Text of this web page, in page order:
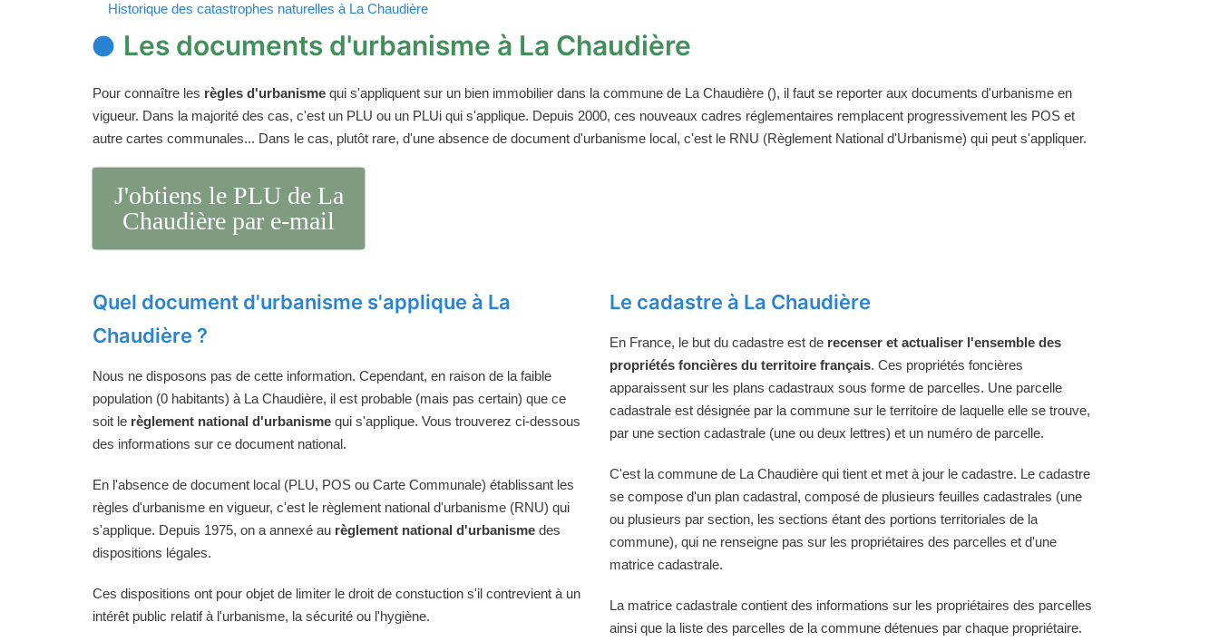
Historique des catastrophes naturelles à La Chaudière
Les documents d'urbanisme à La Chaudière
Pour connaître les règles d'urbanisme qui s'appliquent sur un bien immobilier dans la commune de La Chaudière (), il faut se reporter aux documents d'urbanisme en
vigueur. Dans la majorité des cas, c'est un PLU ou un PLUi qui s'applique. Depuis 2000, ces nouveaux cadres réglementaires remplacent progressivement les POS et
autre cartes communales... Dans le cas, plutôt rare, d'une absence de document d'urbanisme local, c'est le RNU (Règlement National d'Urbanisme) qui peut s'appliquer.
J'obtiens le PLU de La
Chaudière par e-mail
Quel document d'urbanisme s'applique à La
Chaudière ?
Nous ne disposons pas de cette information. Cependant, en raison de la faible
population (0 habitants) à La Chaudière, il est probable (mais pas certain) que ce
soit le règlement national d'urbanisme qui s'applique. Vous trouverez ci-dessous
des informations sur ce document national.
En l'absence de document local (PLU, POS ou Carte Communale) établissant les
règles d'urbanisme en vigueur, c'est le règlement national d'urbanisme (RNU) qui
s'applique. Depuis 1975, on a annexé au règlement national d'urbanisme des
dispositions légales.
Ces dispositions ont pour objet de limiter le droit de constuction s'il contrevient à un
intérêt public relatif à l'urbanisme, la sécurité ou l'hygiène.
Le cadastre à La Chaudière
En France, le but du cadastre est de recenser et actualiser l'ensemble des
propriétés foncières du territoire français. Ces propriétés foncières
apparaissent sur les plans cadastraux sous forme de parcelles. Une parcelle
cadastrale est désignée par la commune sur le territoire de laquelle elle se trouve,
par une section cadastrale (une ou deux lettres) et un numéro de parcelle.
C'est la commune de La Chaudière qui tient et met à jour le cadastre. Le cadastre
se compose d'un plan cadastral, composé de plusieurs feuilles cadastrales (une
ou plusieurs par section, les sections étant des portions territoriales de la
commune), qui ne renseigne pas sur les propriétaires des parcelles et d'une
matrice cadastrale.
La matrice cadastrale contient des informations sur les propriétaires des parcelles
ainsi que la liste des parcelles de la commune détenues par chaque propriétaire.